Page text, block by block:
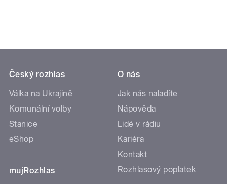
Český rozhlas
Válka na Ukrajině
Komunální volby
Stanice
eShop
mujRozhlas
O nás
Jak nás naladíte
Nápověda
Lidé v rádiu
Kariéra
Kontakt
Rozhlasový poplatek